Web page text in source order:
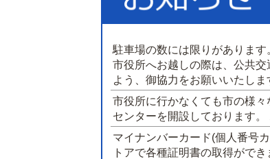
駐車場の数には限りがあります
市役所へお越しの際は、公共
よう、御協力をお願いいたしま
市役所に行かなくても市の様
センターを開設しております。
マイナンバーカード(個人番号
トアで各種証明書の取得ができ